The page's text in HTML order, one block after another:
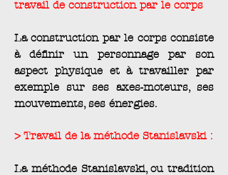
travail de construction par le corps
La construction par le corps consiste
à définir un personnage par son
aspect physique et à travailler par
exemple sur ses axes-moteurs, ses
mouvements, ses énergies.
> Travail de la méthode Stanislavski :
La méthode Stanislavski, ou tradition